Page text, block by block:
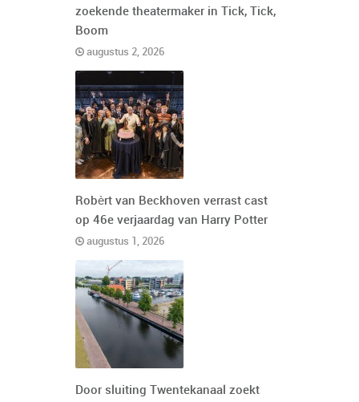
zoekende theatermaker in Tick, Tick,
Boom
augustus 2, 2026
Robèrt van Beckhoven verrast cast
op 46e verjaardag van Harry Potter
augustus 1, 2026
Door sluiting Twentekanaal zoekt